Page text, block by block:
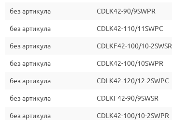
без артикула CDLK42-90/9SWPR
без артикула CDLK42-110/11SWPC
без артикула CDLKF42-100/10-2SWSR
без артикула CDLK42-100/10SWPR
без артикула CDLK42-120/12-2SWPC
без артикула CDLKF42-90/9SWSR
без артикула CDLK42-100/10-2SWPR